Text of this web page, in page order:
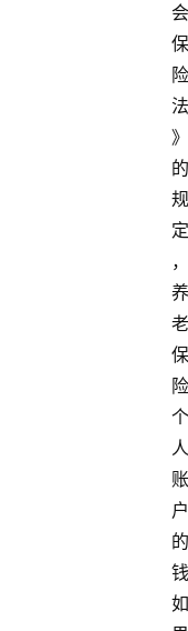
会
保
险
法
》
的
规
定
，
养
老
保
险
个
人
账
户
的
钱
如